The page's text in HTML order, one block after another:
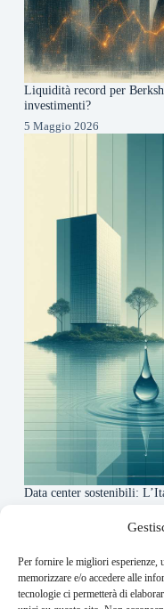
Per fornire le migliori esperienze,
memorizzare e/o accedere alle
tecnologie ci permetterà di
Liquidità record per
investimenti?
5 Maggio 2026
Data center sostenibili:
About this website
Finance-Bullet.it ogni